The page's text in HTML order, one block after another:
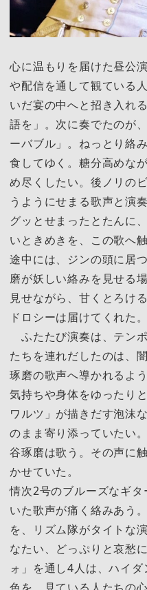
心に温もりを届けた昼公
や配信を通して観ている
いだ宴の中へと招き入れ
語を」。次に奏でたのが
ーバブル」。ねっとり絡
食してゆく。糖分高めな
め尽くしたい。後ノリの
うようにせまる歌声と演
グッとせまったとたんに
いときめきを、この歌へ
途中には、ジンの頭に居
磨が妖しい絡みを見せる
見せながら、甘くとろけ
ドロシーは届けてくれた。
ふたたび演奏は、テン
たちを連れだしたのは、
琢磨の歌声へ導かれるよ
気持ちや身体をゆったり
ワルツ」が描きだす泡沫
のまま寄り添っていたい
谷琢磨は歌う。その声に
かせていた。
情次2号のブルーズなギ
いた歌声が痛く絡みあう
を、リズム隊がタイトな
なたい、どっぷりと哀愁
ォ」を通し4人は、ハイ